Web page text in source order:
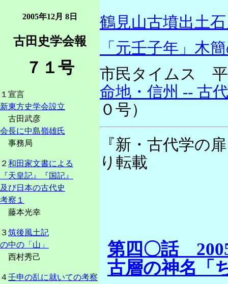
2005年12月 8日
古田史学会報
７１号
１宣言
新東方史学会設立
古田武彦
会長に中島嶺雄氏
事務局
２ 和田家文書による
『天皇記』『国記』
及び日本の古代史
考察１
藤本光幸
３筑後風土記
の中の「山」
西村秀己
４壬申の乱に就いての考察
鶴見山古墳出土
「元壬子年」木
市民タイムス 平
命地・信州 -- 古
０号）
『新・古代学の
り転載
第四〇話
古層の神名「